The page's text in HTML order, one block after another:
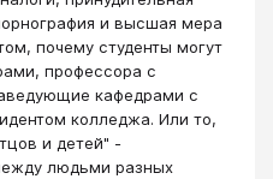
и высшая мера
почему студенты могут
профессора с
кафедрами с
колледжа. Или то,
и детей" -
людьми разных